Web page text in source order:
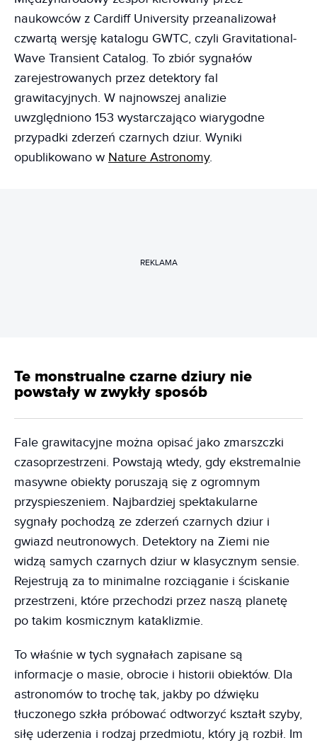
naukowców z Cardiff University przeanalizował
czwartą wersję katalogu GWTC, czyli Gravitational-
Wave Transient Catalog. To zbiór sygnałów
zarejestrowanych przez detektory fal
grawitacyjnych. W najnowszej analizie
uwzględniono 153 wystarczająco wiarygodne
przypadki zderzeń czarnych dziur. Wyniki
opublikowano w Nature Astronomy.
REKLAMA
Te monstrualne czarne dziury nie
powstały w zwykły sposób
Fale grawitacyjne można opisać jako zmarszczki
czasoprzestrzeni. Powstają wtedy, gdy ekstremalnie
masywne obiekty poruszają się z ogromnym
przyspieszeniem. Najbardziej spektakularne
sygnały pochodzą ze zderzeń czarnych dziur i
gwiazd neutronowych. Detektory na Ziemi nie
widzą samych czarnych dziur w klasycznym sensie.
Rejestrują za to minimalne rozciąganie i ściskanie
przestrzeni, które przechodzi przez naszą planetę
po takim kosmicznym kataklizmie.
To właśnie w tych sygnałach zapisane są
informacje o masie, obrocie i historii obiektów. Dla
astronomów to trochę tak, jakby po dźwięku
tłuczonego szkła próbować odtworzyć kształt szyby,
siłę uderzenia i rodzaj przedmiotu, który ją rozbił. Im